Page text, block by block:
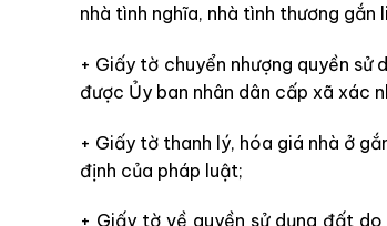
nhà tình nghĩa, nhà tình thương gắn
+ Giấy tờ chuyển nhượng quyền
được Ủy ban nhân dân cấp xã xác
+ Giấy tờ thanh lý, hóa giá nhà ở
định của pháp luật;
+ Giấy tờ về quyền sử dụng đất